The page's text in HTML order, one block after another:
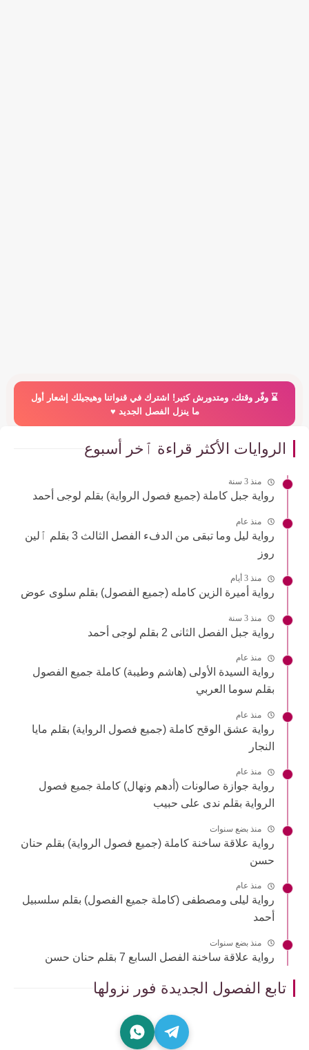
⌛️ وفّر وقتك، ومتدورش كتير! اشترك في قنواتنا وهيجيلك إشعار أول
ما ينزل الفصل الجديد ♥️
الروايات الأكثر قراءة ٱخر أسبوع
منذ 3 سنة
رواية جبل كاملة (جميع فصول الرواية) بقلم لوجى أحمد
منذ عام
رواية ليل وما تبقى من الدفء الفصل الثالث 3 بقلم ٱلين
روز
منذ 3 أيام
رواية أميرة الزين كامله (جميع الفصول) بقلم سلوى عوض
منذ 3 سنة
رواية جبل الفصل الثانى 2 بقلم لوجى أحمد
منذ عام
رواية السيدة الأولى (هاشم وطيبة) كاملة جميع الفصول
بقلم سوما العربي
منذ عام
رواية عشق الوقح كاملة (جميع فصول الرواية) بقلم مايا
النجار
منذ عام
رواية جوازة صالونات (أدهم ونهال) كاملة جميع فصول
الرواية بقلم ندى على حبيب
منذ بضع سنوات
رواية علاقة ساخنة كاملة (جميع فصول الرواية) بقلم حنان
حسن
منذ عام
رواية ليلى ومصطفى (كاملة جميع الفصول) بقلم سلسبيل
أحمد
منذ بضع سنوات
رواية علاقة ساخنة الفصل السابع 7 بقلم حنان حسن
تابع الفصول الجديدة فور نزولها